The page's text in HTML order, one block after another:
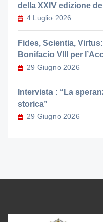
della XXIV edizione
4 Luglio 2026
Fides, Scientia,
Bonifacio VIII per
29 Giugno 2026
Intervista : “La
storica”
29 Giugno 2026